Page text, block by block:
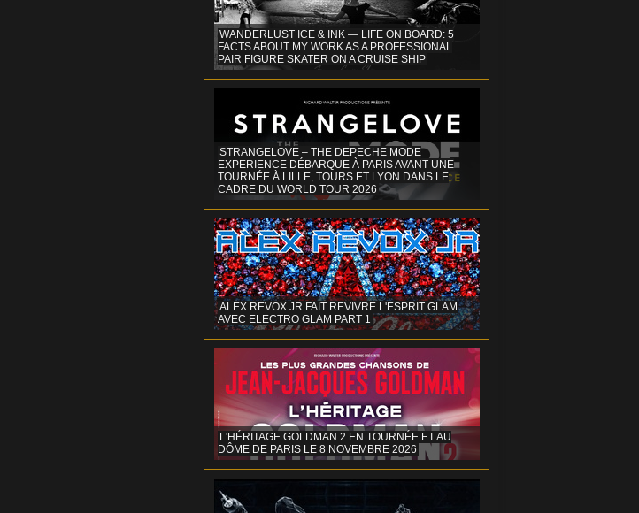
WANDERLUST ICE & INK — LIFE ON BOARD: 5
FACTS ABOUT MY WORK AS A PROFESSIONAL
PAIR FIGURE SKATER ON A CRUISE SHIP
STRANGELOVE – THE DEPECHE MODE
EXPERIENCE DÉBARQUE À PARIS AVANT UNE
TOURNÉE À LILLE, TOURS ET LYON DANS LE
CADRE DU WORLD TOUR 2026
ALEX REVOX JR FAIT REVIVRE L'ESPRIT GLAM
AVEC ELECTRO GLAM PART 1
L'HÉRITAGE GOLDMAN 2 EN TOURNÉE ET AU
DÔME DE PARIS LE 8 NOVEMBRE 2026